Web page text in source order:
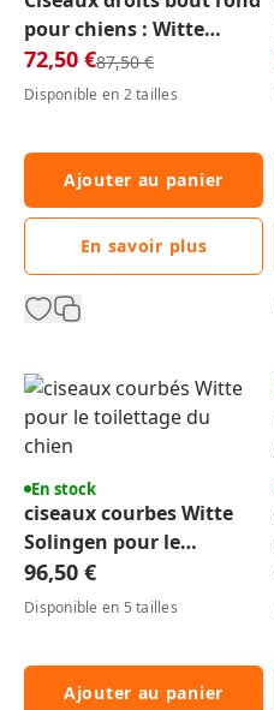
pour chiens : Witte
Solingen
Exclu Web:
72,50 €Prix normal
87,50 €
Disponible en 2 tailles
Ajouter au panier
En savoir plus
En stock
ciseaux courbes Witte
Solingen pour le
toilettage du chien, chat
96,50 €
Disponible en 5 tailles
Ajouter au panier